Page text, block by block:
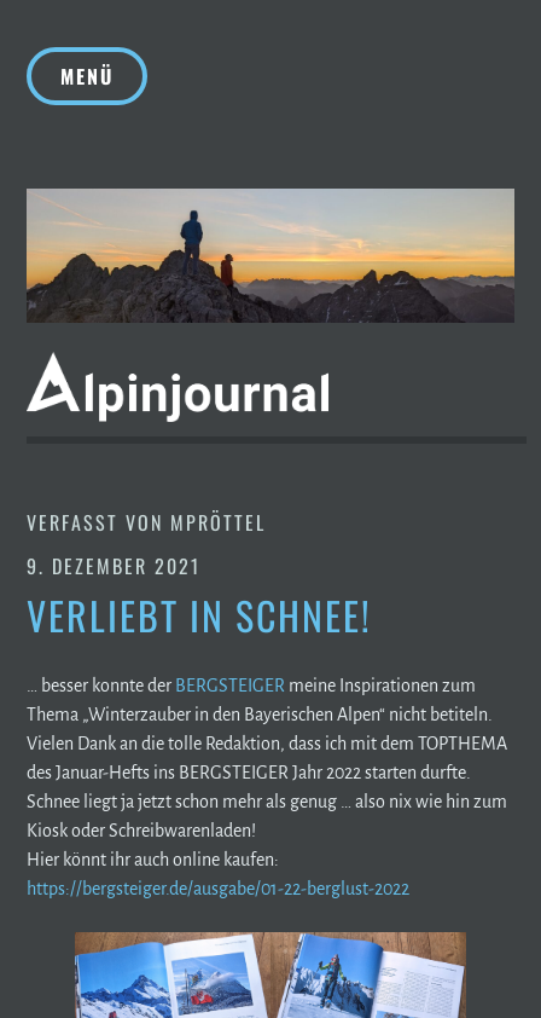
springen
MENÜ
VERFASST VON MPRÖTTEL
9. DEZEMBER 2021
VERLIEBT IN SCHNEE!
… besser konnte der BERGSTEIGER meine Inspirationen zum
Thema „Winterzauber in den Bayerischen Alpen“ nicht betiteln.
Vielen Dank an die tolle Redaktion, dass ich mit dem TOPTHEMA
des Januar-Hefts ins BERGSTEIGER Jahr 2022 starten durfte.
Schnee liegt ja jetzt schon mehr als genug … also nix wie hin zum
Kiosk oder Schreibwarenladen!
Hier könnt ihr auch online kaufen:
https://bergsteiger.de/ausgabe/01-22-berglust-2022